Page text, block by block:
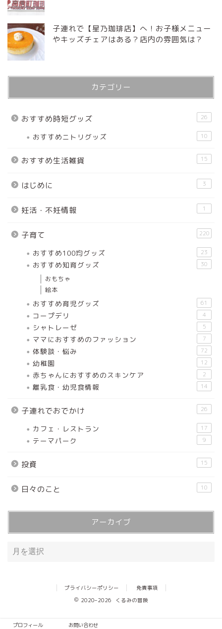
子連れで【星乃珈琲店】へ！お子様メニュー
やキッズチェアはある？店内の雰囲気は？
カテゴリー
おすすめ時短グッズ 26
おすすめニトリグッズ 10
おすすめ生活雑貨 15
はじめに 3
妊活・不妊情報 1
子育て 220
おすすめ100均グッズ 23
おすすめ知育グッズ 30
おもちゃ
絵本
おすすめ育児グッズ 61
コープデリ 4
シャトレーゼ 5
ママにおすすめのファッション 7
体験談・悩み 72
幼稚園 12
赤ちゃんにおすすめのスキンケア 2
離乳食・幼児食情報 14
子連れでおでかけ 26
カフェ・レストラン 17
テーマパーク 9
投資 15
日々のこと 10
アーカイブ
プライバシーポリシー
免責事項
2020–2026 くるみの冒険
プロフィール お問い合わせ